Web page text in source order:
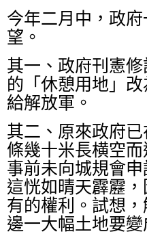
今年二月中，政
望。
其一、政府刊憲
的「休憩用地」
給解放軍。
其二、原來政府
條幾十米長横空
事前未向城規會申
這恍如晴天霹靂
有的權利。試想
邊一大幅土地要